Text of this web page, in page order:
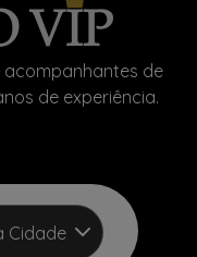
acompanhantes de
de experiência.